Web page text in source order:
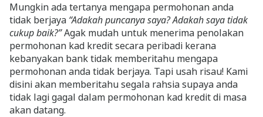
Mungkin ada tertanya mengapa permohonan anda
tidak berjaya “Adakah puncanya saya? Adakah saya tidak
cukup baik?”Agak mudah untuk menerima penolakan
permohonan kad kredit secara peribadi kerana
kebanyakan bank tidak memberitahu mengapa
permohonan anda tidak berjaya. Tapi usah risau! Kami
disini akan memberitahu segala rahsia supaya anda
tidak lagi gagal dalam permohonan kad kredit di masa
akan datang.